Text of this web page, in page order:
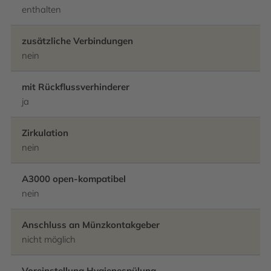
enthalten
zusätzliche Verbindungen
nein
mit Rückflussverhinderer
ja
Zirkulation
nein
A3000 open-kompatibel
nein
Anschluss an Münzkontakgeber
nicht möglich